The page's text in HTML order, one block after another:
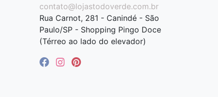
contato@lojastodoverde.com.br
Rua Carnot, 281 - Canindé - São
Paulo/SP - Shopping Pingo Doce
(Térreo ao lado do elevador)